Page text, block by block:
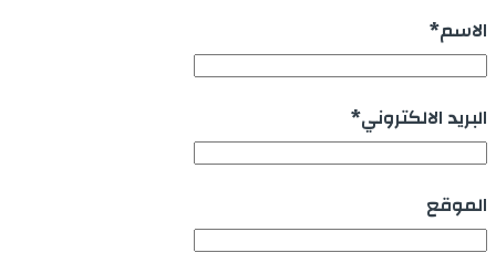
الاسم*
البريد الالكتروني*
الموقع